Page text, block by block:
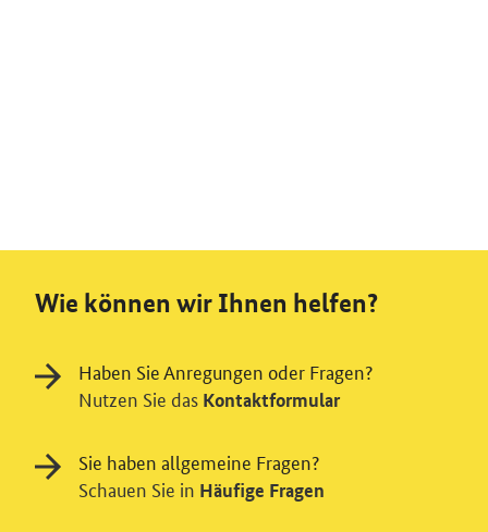
Wie können wir Ihnen helfen?
Haben Sie Anregungen oder Fragen?
Nutzen Sie das Kontaktformular
Sie haben allgemeine Fragen?
Schauen Sie in Häufige Fragen